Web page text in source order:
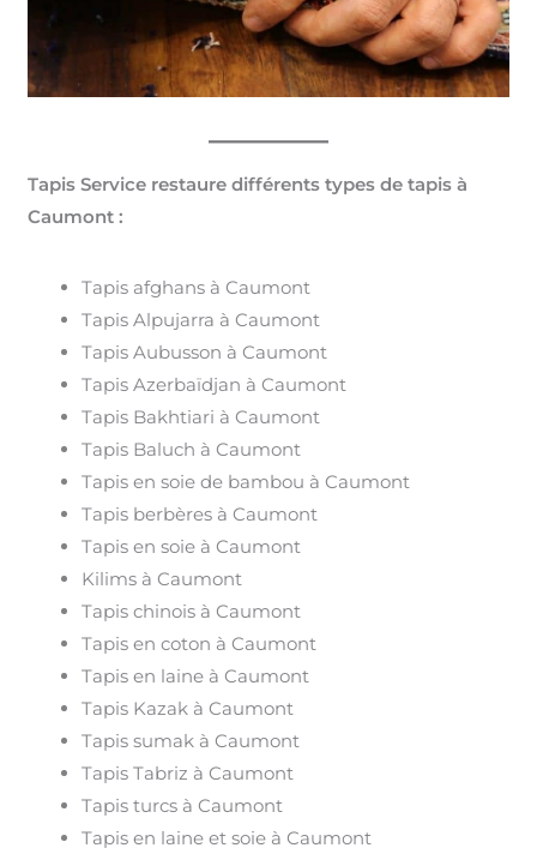
Tapis Service restaure différents types de tapis à
Caumont :
Tapis afghans à Caumont
Tapis Alpujarra à Caumont
Tapis Aubusson à Caumont
Tapis Azerbaïdjan à Caumont
Tapis Bakhtiari à Caumont
Tapis Baluch à Caumont
Tapis en soie de bambou à Caumont
Tapis berbères à Caumont
Tapis en soie à Caumont
Kilims à Caumont
Tapis chinois à Caumont
Tapis en coton à Caumont
Tapis en laine à Caumont
Tapis Kazak à Caumont
Tapis sumak à Caumont
Tapis Tabriz à Caumont
Tapis turcs à Caumont
Tapis en laine et soie à Caumont